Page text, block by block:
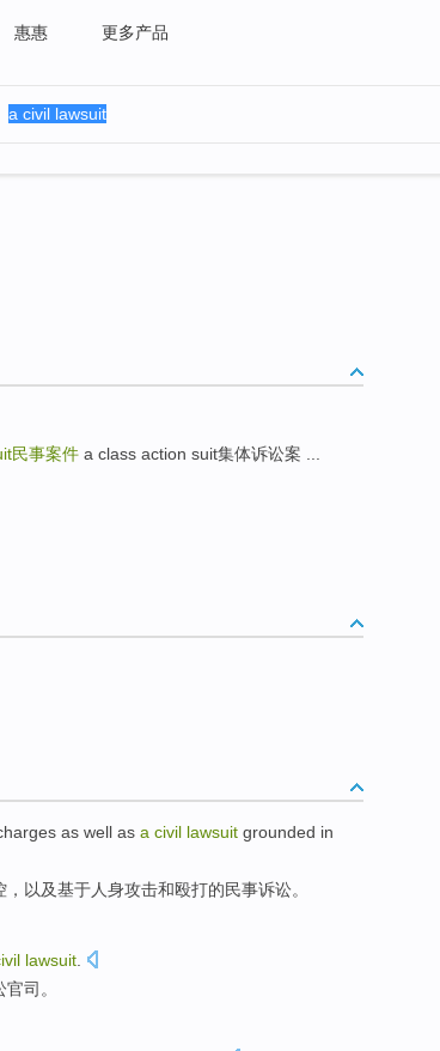
惠惠 更多产品
民事案件 a class action suit集体诉讼案 ...
as well as a civil lawsuit grounded in
， 以及基于人身攻击和殴打的民事诉讼。
lawsuit
司。